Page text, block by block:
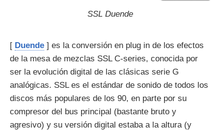
SSL Duende
[ Duende ] es la conversión en plug in de los efectos
de la mesa de mezclas SSL C-series, conocida por
ser la evolución digital de las clásicas serie G
analógicas. SSL es el estándar de sonido de todos los
discos más populares de los 90, en parte por su
compresor del bus principal (bastante bruto y
agresivo) y su versión digital estaba a la altura (y